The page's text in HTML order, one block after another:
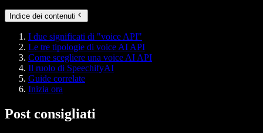
Indice dei contenuti
I due significati di "voice API"
Le tre tipologie di voice AI API
Come scegliere una voice AI API
Il ruolo di SpeechifyAI
Guide correlate
Inizia ora
Post consigliati